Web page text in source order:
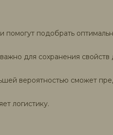
помогут подобрать
для сохранения
вероятностью сможет
логистику.